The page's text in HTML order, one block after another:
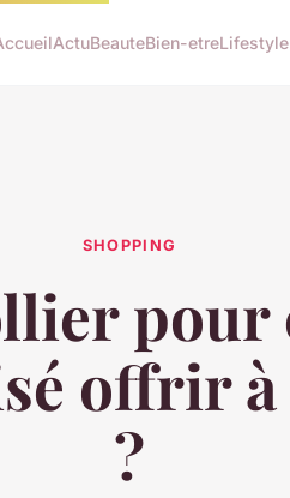
ActuBeauteBien-etreLifestyle
SHOPPING
pour
offrir à
?